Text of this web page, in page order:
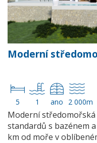
Moderní
5 1 ano 2 000m
Moderní středomořská
standardů s bazénem
km od moře v